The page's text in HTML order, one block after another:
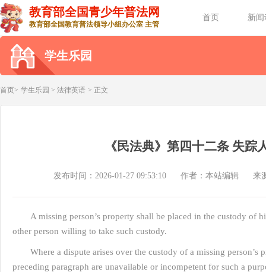
教育部全国青少年普法网
教育部全国教育普法领导小组办公室 主管
首页 新
学生乐园
首页> 学生乐园 > 法律英语 > 正文
《民法典》第四十二条 失踪
发布时间：2026-01-27 09:53:10 作者：本站编辑 来
A missing person’s property shall be placed in the custody of
other person willing to take such custody.
Where a dispute arises over the custody of a missing person’s
preceding paragraph are unavailable or incompetent for such a